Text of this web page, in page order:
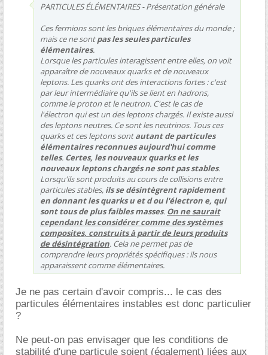
PARTICULES ÉLÉMENTAIRES - Présentation générale
Ces fermions sont les briques élémentaires du monde ;
mais ce ne sontpas les seules particules
élémentaires.
Lorsque les particules interagissent entre elles, on voit
apparaître de nouveaux quarks et de nouveaux
leptons. Les quarks ont des interactions fortes : c'est
par leur intermédiaire qu'ils se lient en hadrons,
comme le proton et le neutron. C'est le cas de
l'électron qui est un des leptons chargés. Il existe aussi
des leptons neutres. Ce sont les neutrinos. Tous ces
quarks et ces leptons sontautant de particules
élémentaires reconnues aujourd'hui comme
telles. Certes, les nouveaux quarks et les
nouveaux leptons chargés ne sont pas stables.
Lorsqu'ils sont produits au cours de collisions entre
particules stables, ils se désintègrent rapidement
en donnant les quarks u et d ou l'électron e, qui
sont tous de plus faibles masses. On ne saurait
cependant les considérer comme des systèmes
composites, construits à partir de leurs produits
de désintégration. Cela ne permet pas de
comprendre leurs propriétés spécifiques : ils nous
apparaissent comme élémentaires.
Je ne pas certain d'avoir compris... le cas des
particules élémentaires instables est donc particulier
?
Ne peut-on pas envisager que les conditions de
stabilité d'une particule soient (également) liées aux